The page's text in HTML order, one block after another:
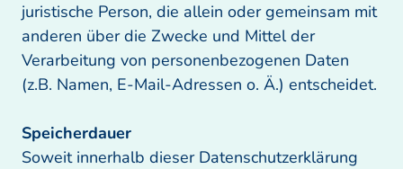
juristische Person, die allein oder gemeinsam mit
anderen über die Zwecke und Mittel der
Verarbeitung von personenbezogenen Daten
(z.B. Namen, E-Mail-Adressen o. Ä.) entscheidet.
Soweit innerhalb dieser Datenschutzerklärung